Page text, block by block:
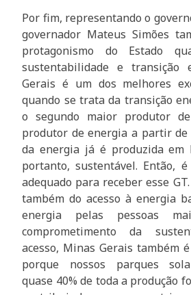
Por fim, representando o
governador Mateus Simões
protagonismo do Estado
sustentabilidade e transição
Gerais é um dos melhores
quando se trata da transição
o segundo maior produtor
produtor de energia a partir de
da energia já é produzida em
portanto, sustentável. Então,
adequado para receber esse
também do acesso à energia
energia pelas pessoas
comprometimento da
acesso, Minas Gerais também
porque nossos parques
quase 40% de toda a produção